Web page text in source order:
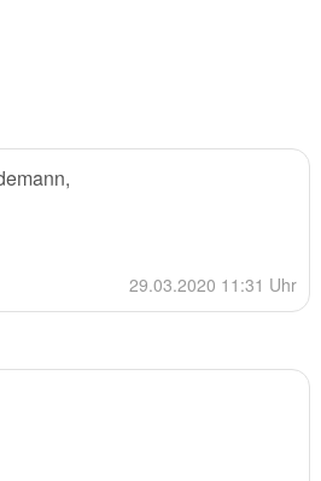
29.03.2020 11:31 Uhr